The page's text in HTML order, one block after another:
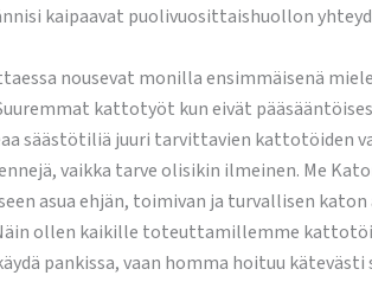
kaipaavat puolivuosittaishuollon
nousevat monilla ensimmäisenä
kattotyöt kun eivät
säästötiliä juuri tarvittavien kattotöiden
vaikka tarve olisikin ilmeinen. Me
asua ehjän, toimivan ja turvallisen
ollen kaikille toteuttamillemme
pankissa, vaan homma hoituu